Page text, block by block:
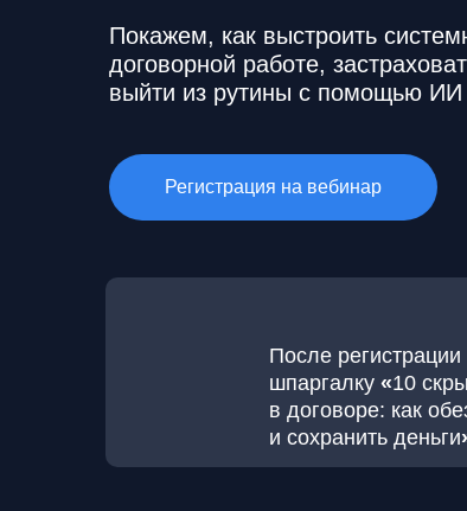
После
шпаргалку «10
в договоре: как
и сохранить деньги
Регистрация на вебинар
Покажем, как выстроить
договорной работе,
выйти из рутины с помощью ИИ